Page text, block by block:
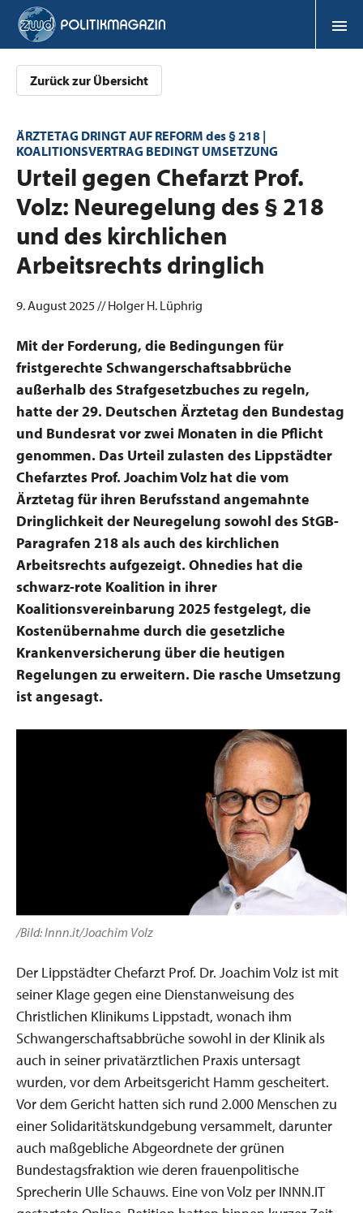
Zurück zur Übersicht
ÄRZTETAG DRINGT AUF REFORM des § 218 |
KOALITIONSVERTRAG BEDINGT UMSETZUNG
:Urteil gegen Chefarzt Prof.
Volz: Neuregelung des § 218
und des kirchlichen
Arbeitsrechts dringlich
9. August 2025 // Holger H. Lüphrig
Mit der Forderung, die Bedingungen für
fristgerechte Schwangerschaftsabbrüche
außerhalb des Strafgesetzbuches zu regeln,
hatte der 29. Deutschen Ärztetag den Bundestag
und Bundesrat vor zwei Monaten in die Pflicht
genommen. Das Urteil zulasten des Lippstädter
Chefarztes Prof. Joachim Volz hat die vom
Ärztetag für ihren Berufsstand angemahnte
Dringlichkeit der Neuregelung sowohl des StGB-
Paragrafen 218 als auch des kirchlichen
Arbeitsrechts aufgezeigt. Ohnedies hat die
schwarz-rote Koalition in ihrer
Koalitionsvereinbarung 2025 festgelegt, die
Kostenübernahme durch die gesetzliche
Krankenversicherung über die heutigen
Regelungen zu erweitern. Die rasche Umsetzung
ist angesagt.
/Bild: Innn.it/Joachim Volz
Der Lippstädter Chefarzt Prof. Dr. Joachim Volz ist mit
seiner Klage gegen eine Dienstanweisung des
Christlichen Klinikums Lippstadt, wonach ihm
Schwangerschaftsabbrüche sowohl in der Klinik als
auch in seiner privatärztlichen Praxis untersagt
wurden, vor dem Arbeitsgericht Hamm gescheitert.
Vor dem Gericht hatten sich rund 2.000 Menschen zu
einer Solidaritätskundgebung versammelt, darunter
auch maßgebliche Abgeordnete der grünen
Bundestagsfraktion wie deren frauenpolitische
Sprecherin Ulle Schauws. Eine von Volz per INNN.IT